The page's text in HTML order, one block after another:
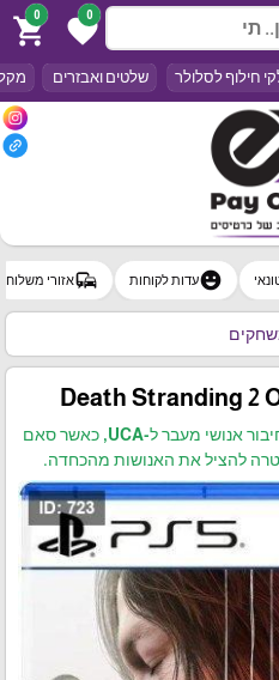
0
favorite
0
shopping_cart
חילוף לסלולר שלטים ואבזרים
emoji_emotionsעדות לקוחות commuteאזורי משלוח
Death Stranding 2
צאו יחד למסע מעורר השראה של חיבור אנושי מעבר ל-UCA, כאשר סאם
להציל את האנושות מהכחדה.